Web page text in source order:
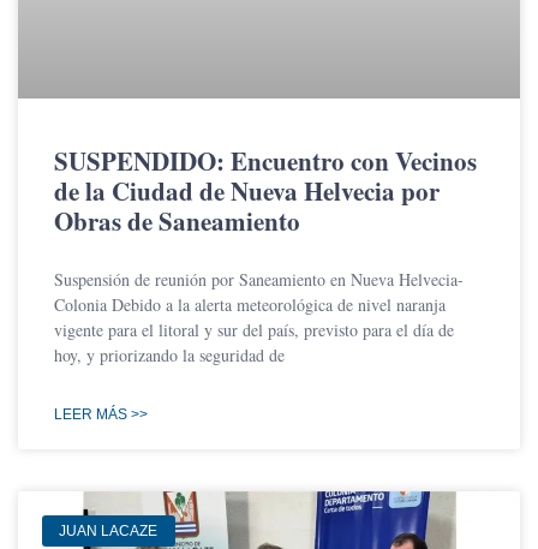
SUSPENDIDO: Encuentro con Vecinos
de la Ciudad de Nueva Helvecia por
Obras de Saneamiento
Suspensión de reunión por Saneamiento en Nueva Helvecia-
Colonia Debido a la alerta meteorológica de nivel naranja
vigente para el litoral y sur del país, previsto para el día de
hoy, y priorizando la seguridad de
LEER MÁS >>
JUAN LACAZE